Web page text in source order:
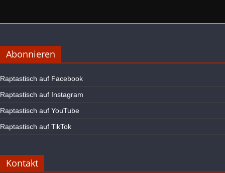
Abonnieren
Raptastisch auf Facebook
Raptastisch auf Instagram
Raptastisch auf YouTube
Raptastisch auf TikTok
Kontakt